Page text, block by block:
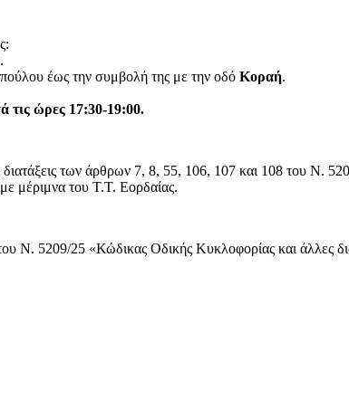
.
έως την συμβολή της με την οδό Κοραή.
τις ώρες 17:30-19:00.
των άρθρων 7, 8, 55, 106, 107 και 108 του Ν.
μέριμνα του Τ.Τ. Εορδαίας.
Ν. 5209/25 «Κώδικας Οδικής Κυκλοφορίας και άλλες